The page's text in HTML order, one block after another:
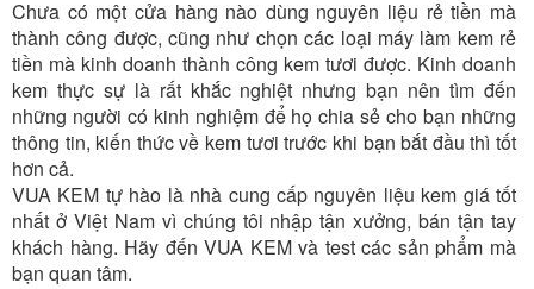
Chưa có một cửa hàng nào dùng nguyên liệu rẻ tiền mà
thành công được, cũng như chọn các loại máy làm kem rẻ
tiền mà kinh doanh thành công kem tươi được. Kinh doanh
kem thực sự là rất khắc nghiệt nhưng bạn nên tìm đến
những người có kinh nghiệm để họ chia sẻ cho bạn những
thông tin, kiến thức về kem tươi trước khi bạn bắt đầu thì tốt
hơn cả.
VUA KEM tự hào là nhà cung cấp nguyên liệu kem giá tốt
nhất ở Việt Nam vì chúng tôi nhập tận xưởng, bán tận tay
khách hàng. Hãy đến VUA KEM và test các sản phẩm mà
bạn quan tâm.